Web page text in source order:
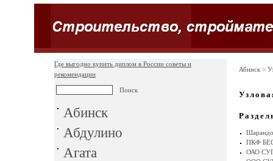
Где выгодно купить диплом в России советы и
рекомендации
Абинск
Абдулино
Агата
Абинск >
ПКФ
ОАО